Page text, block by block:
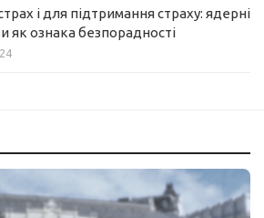
і для підтримання страху: ядерні
як ознака безпорадності